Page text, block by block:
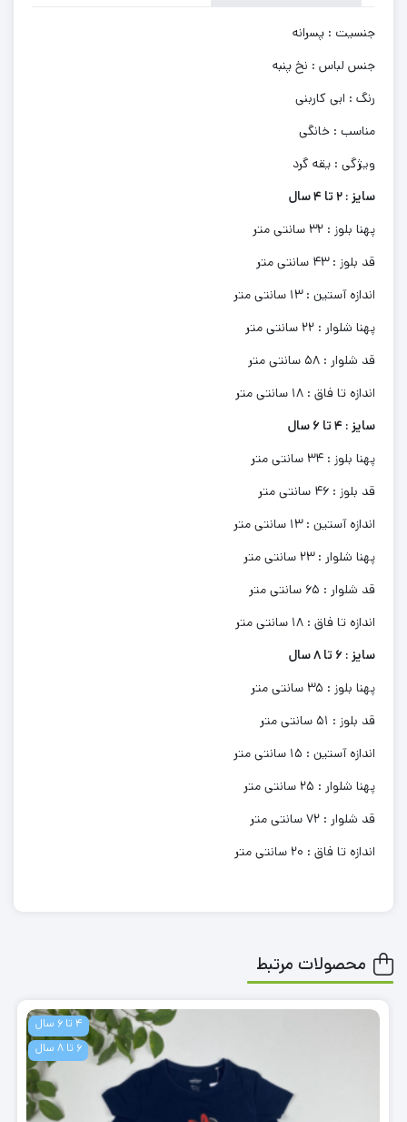
جنسیت : پسرانه
جنس لباس : نخ پنبه
رنگ : ابی کاربنی
مناسب : خانگی
ویژگی : یقه گرد
سایز : 2 تا 4 سال
پهنا بلوز : 32 سانتی متر
قد بلوز : 43 سانتی متر
اندازه آستین : 13 سانتی متر
پهنا شلوار : 22 سانتی متر
قد شلوار : 58 سانتی متر
اندازه تا فاق : 18 سانتی متر
سایز : 4 تا 6 سال
پهنا بلوز : 34 سانتی متر
قد بلوز : 46 سانتی متر
اندازه آستین : 13 سانتی متر
پهنا شلوار : 23 سانتی متر
قد شلوار : 65 سانتی متر
اندازه تا فاق : 18 سانتی متر
سایز : 6 تا 8 سال
پهنا بلوز : 35 سانتی متر
قد بلوز : 51 سانتی متر
اندازه آستین : 15 سانتی متر
پهنا شلوار : 25 سانتی متر
قد شلوار : 72 سانتی متر
اندازه تا فاق : 20 سانتی متر
محصولات مرتبط
4 تا 6 سال
6 تا 8 سال